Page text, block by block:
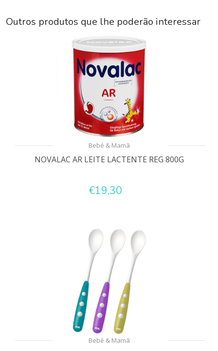
Outros produtos que lhe poderão interessar
Bebé & Mamã
NOVALAC AR LEITE LACTENTE REG 800G
€19,30
Bebé & Mamã